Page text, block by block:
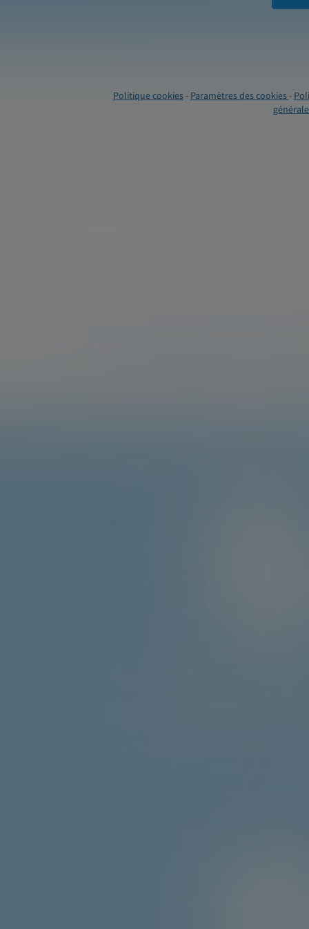
Politique cookies- Paramètres des cookies-